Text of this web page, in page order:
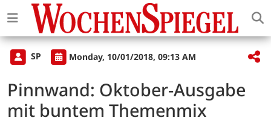
SP Monday, 10/01/2018, 09:13 AM
Pinnwand: Oktober-Ausgabe
mit buntem Themenmix